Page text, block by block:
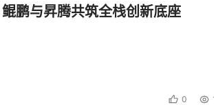
鹏与昇腾共筑全栈创新底座
0